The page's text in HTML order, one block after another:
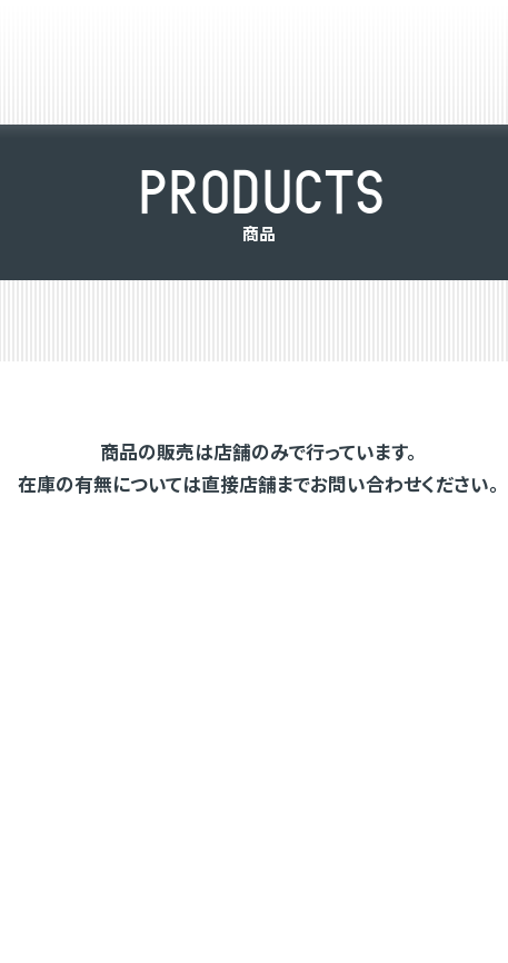
PRODUCTS
商品
商品の販売は店舗のみで行っています。
在庫の有無については直接店舗までお問い合わせください。